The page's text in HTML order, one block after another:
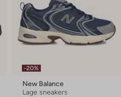
-20%
New Balance
Lage sneakers